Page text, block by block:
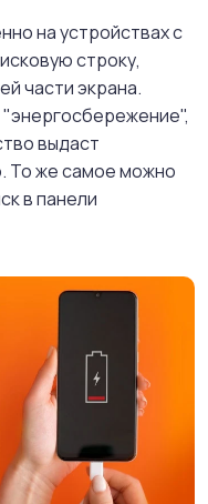
на устройствах с
строку,
части экрана.
выдаст
То же самое можно
в панели